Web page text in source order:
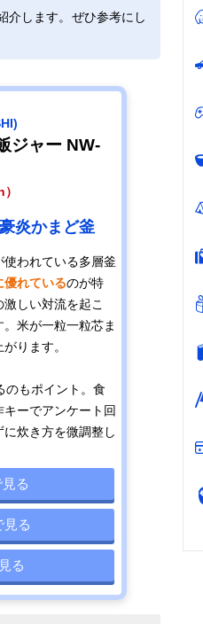
約4.8kg
2kg (13.3合)
約7.5kg
介します。ぜひ参考にし
ジャー NW-
炎かまど釜
われている多層釜
優れているのが特
しい対流を起こ
米が一粒一粒芯ま
ります。
のもポイント。食
ーでアンケート回
炊き方を微調整し
る
見る
る